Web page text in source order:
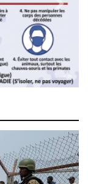
Next